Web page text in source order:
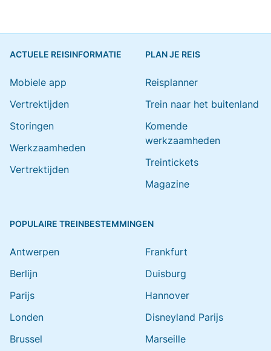
ACTUELE REISINFORMATIE
Mobiele app
Vertrektijden
Storingen
Werkzaamheden
Vertrektijden
PLAN JE REIS
Reisplanner
Trein naar het buitenland
Komende
werkzaamheden
Treintickets
Magazine
POPULAIRE TREINBESTEMMINGEN
Antwerpen
Berlijn
Parijs
Londen
Brussel
Frankfurt
Duisburg
Hannover
Disneyland Parijs
Marseille